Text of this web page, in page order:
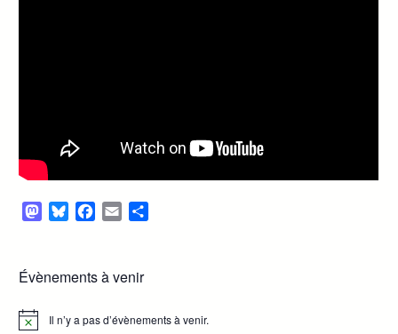
Mastodon
BlueskyFacebook
Email
Évènements à venir
Notice Il n’y a pas d’évènements à venir.